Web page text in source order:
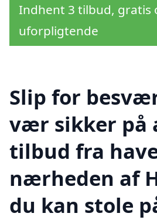
Indhent 3 tilbud, gratis
uforpligtende
Slip for
vær sikker på
tilbud fra
nærheden af
du kan stole